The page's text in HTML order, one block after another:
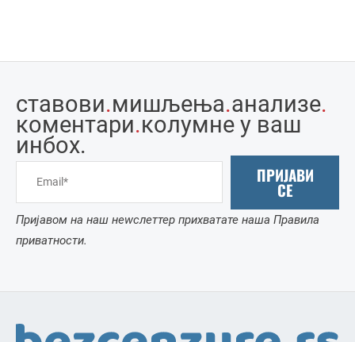
ставови.мишљења.анализе.
коментари.колумне у ваш
инбоx.
ПРИЈАВИ
СЕ
Пријавом на наш неwслеттер прихватате наша Правила
приватности.